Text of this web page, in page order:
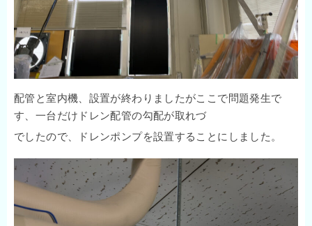
配管と室内機、設置が終わりましたがここで問題発生で
す、一台だけドレン配管の勾配が取れづ
でしたので、ドレンポンプを設置することにしました。